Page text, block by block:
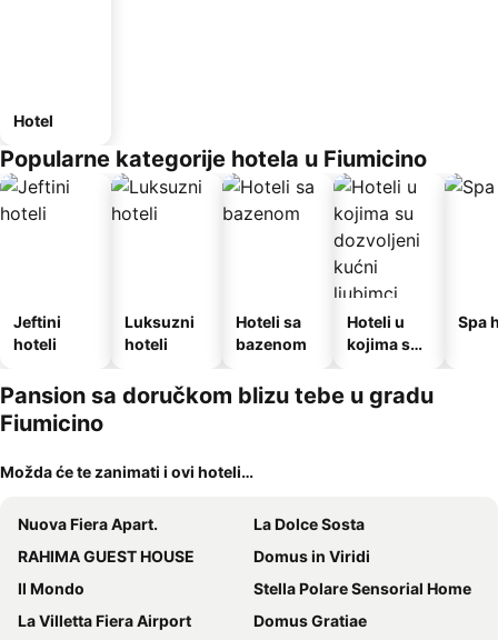
Hotel
Popularne kategorije hotela u Fiumicino
Jeftini
hoteli
Luksuzni
hoteli
Hoteli sa
bazenom
Hoteli u
kojima su
kućni
ljubimci
Spa
Pansion sa doručkom blizu tebe u gradu
Fiumicino
Možda će te zanimati i ovi hoteli…
Nuova Fiera Apart.
La Dolce Sosta
RAHIMA GUEST HOUSE
Domus in Viridi
Il Mondo
Stella Polare Sensorial Home
La Villetta Fiera Airport
Domus Gratiae